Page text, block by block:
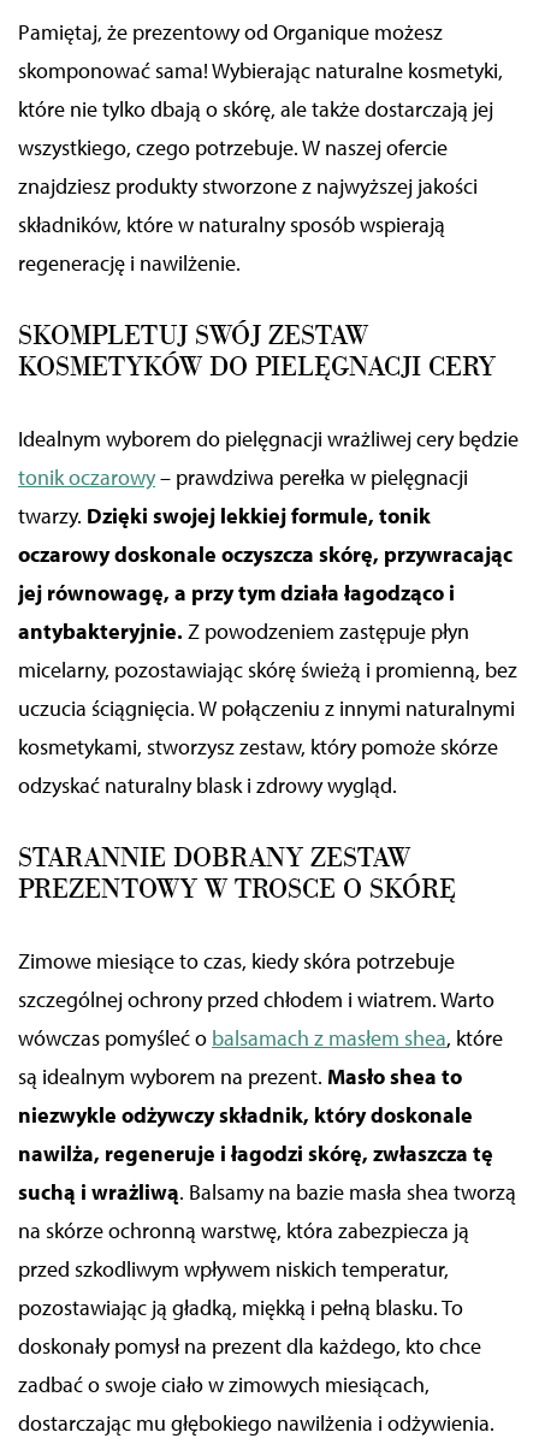
Pamiętaj, że prezentowy od Organique możesz
skomponować sama! Wybierając naturalne kosmetyki,
które nie tylko dbają o skórę, ale także dostarczają jej
wszystkiego, czego potrzebuje. W naszej ofercie
znajdziesz produkty stworzone z najwyższej jakości
składników, które w naturalny sposób wspierają
regenerację i nawilżenie.
SKOMPLETUJ SWÓJ ZESTAW
KOSMETYKÓW DO PIELĘGNACJI CERY
Idealnym wyborem do pielęgnacji wrażliwej cery będzie
tonik oczarowy– prawdziwa perełka w pielęgnacji
twarzy. Dzięki swojej lekkiej formule, tonik
oczarowy doskonale oczyszcza skórę, przywracając
jej równowagę, a przy tym działa łagodząco i
antybakteryjnie. Z powodzeniem zastępuje płyn
micelarny, pozostawiając skórę świeżą i promienną, bez
uczucia ściągnięcia. W połączeniu z innymi naturalnymi
kosmetykami, stworzysz zestaw, który pomoże skórze
odzyskać naturalny blask i zdrowy wygląd.
STARANNIE DOBRANY ZESTAW
PREZENTOWY W TROSCE O SKÓRĘ
Zimowe miesiące to czas, kiedy skóra potrzebuje
szczególnej ochrony przed chłodem i wiatrem. Warto
wówczas pomyśleć o balsamach z masłem shea, które
są idealnym wyborem na prezent. Masło shea to
niezwykle odżywczy składnik, który doskonale
nawilża, regeneruje i łagodzi skórę, zwłaszcza tę
suchą i wrażliwą. Balsamy na bazie masła shea tworzą
na skórze ochronną warstwę, która zabezpiecza ją
przed szkodliwym wpływem niskich temperatur,
pozostawiając ją gładką, miękką i pełną blasku. To
doskonały pomysł na prezent dla każdego, kto chce
zadbać o swoje ciało w zimowych miesiącach,
dostarczając mu głębokiego nawilżenia i odżywienia.